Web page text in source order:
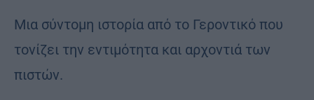
Μια σύντομη ιστορία από το Γεροντικό που
τονίζει την εντιμότητα και αρχοντιά των
πιστών.